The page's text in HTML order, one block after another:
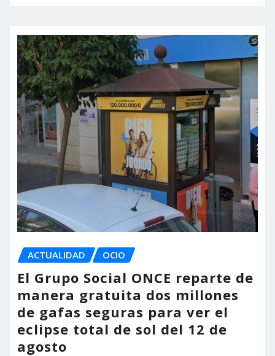
ACTUALIDAD OCIO
El Grupo Social ONCE reparte de
manera gratuita dos millones
de gafas seguras para ver el
eclipse total de sol del 12 de
agosto